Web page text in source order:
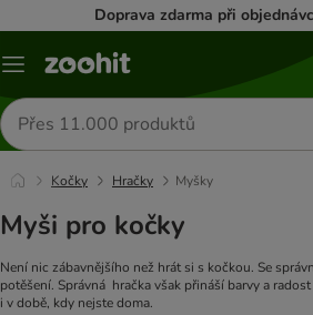
Doprava zdarma při
Menu
Hledat
produkty
Kočky Hračky Myšky
Myši pro kočky
Není nic zábavnějšího než hrát si s kočkou. Se
potěšení. Správná hračka však přináší barvy a
i v době, kdy nejste doma.